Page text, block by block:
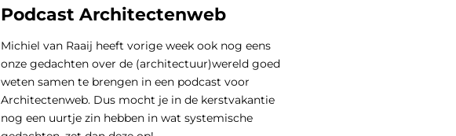
Podcast Architectenweb
Michiel van Raaij heeft vorige week ook nog eens
onze gedachten over de (architectuur)wereld goed
weten samen te brengen in een podcast voor
Architectenweb. Dus mocht je in de kerstvakantie
nog een uurtje zin hebben in wat systemische